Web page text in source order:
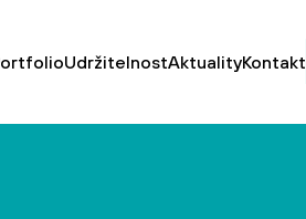
UdržitelnostAktualityKontakt